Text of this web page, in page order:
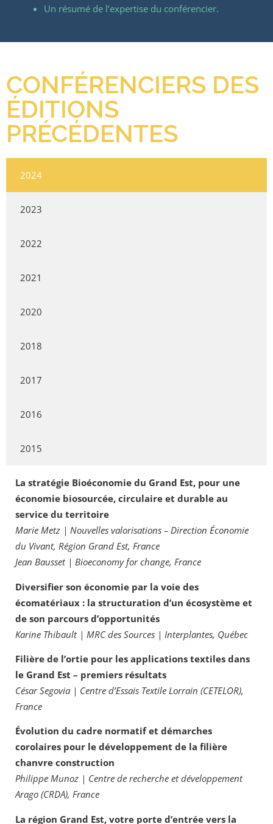
Un résumé de l’expertise du conférencier.
CONFÉRENCIERS DES
ÉDITIONS
PRÉCÉDENTES
2024
2023
2022
2021
2020
2018
2017
2016
2015
La stratégie Bioéconomie du Grand Est, pour une
économie biosourcée, circulaire et durable au
service du territoire
Marie Metz | Nouvelles valorisations – Direction Économie
du Vivant, Région Grand Est, France
Jean Bausset | Bioeconomy for change, France
Diversifier son économie par la voie des
écomatériaux : la structuration d’un écosystème et
de son parcours d’opportunités
Karine Thibault | MRC des Sources | Interplantes, Québec
Filière de l’ortie pour les applications textiles dans
le Grand Est – premiers résultats
César Segovia | Centre d’Essais Textile Lorrain (CETELOR),
France
Évolution du cadre normatif et démarches
corolaires pour le développement de la filière
chanvre construction
Philippe Munoz | Centre de recherche et développement
Arago (CRDA), France
La région Grand Est, votre porte d’entrée vers la